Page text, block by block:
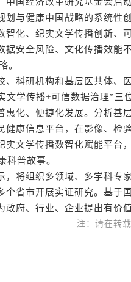
与健康中国战略的系统性创
化、纪实文学传播创新、
据安全风险、文化传播效能
。
科研机构和基层医共体、
文学传播+可信数据治理”三
惠化、便捷化发展。分析基
健康信息平台，在影像、检
实文学传播数智化赋能平台
科普故事。
将组织多领域、多学科专家
省市开展实证研究。基于
政府、行业、企业提出有价
注：请在转